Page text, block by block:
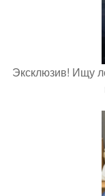
Эксклюзив! Ищу